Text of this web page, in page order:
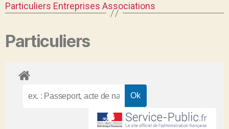
Particuliers Entreprises Associations
Particuliers